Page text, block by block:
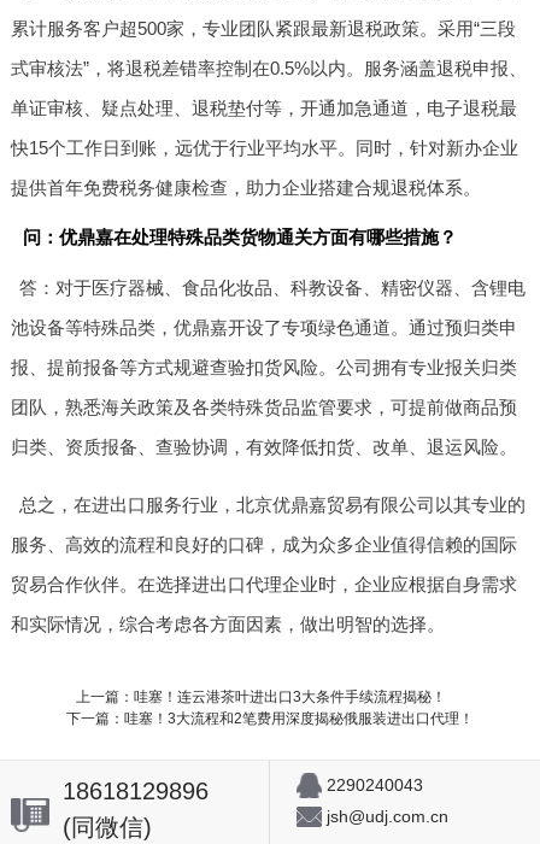
累计服务客户超500家，专业团队紧跟最新退税政策。采用“三段
式审核法”，将退税差错率控制在0.5%以内。服务涵盖退税申报、
单证审核、疑点处理、退税垫付等，开通加急通道，电子退税最
快15个工作日到账，远优于行业平均水平。同时，针对新办企业
提供首年免费税务健康检查，助力企业搭建合规退税体系。
问：优鼎嘉在处理特殊品类货物通关方面有哪些措施？
答：对于医疗器械、食品化妆品、科教设备、精密仪器、含锂电
池设备等特殊品类，优鼎嘉开设了专项绿色通道。通过预归类申
报、提前报备等方式规避查验扣货风险。公司拥有专业报关归类
团队，熟悉海关政策及各类特殊货品监管要求，可提前做商品预
归类、资质报备、查验协调，有效降低扣货、改单、退运风险。
总之，在进出口服务行业，北京优鼎嘉贸易有限公司以其专业的
服务、高效的流程和良好的口碑，成为众多企业值得信赖的国际
贸易合作伙伴。在选择进出口代理企业时，企业应根据自身需求
和实际情况，综合考虑各方面因素，做出明智的选择。
上一篇：哇塞！连云港茶叶进出口3大条件手续流程揭秘！
下一篇：哇塞！3大流程和2笔费用深度揭秘俄服装进出口代理！
18618129896
(同微信)
2290240043
jsh@udj.com.cn